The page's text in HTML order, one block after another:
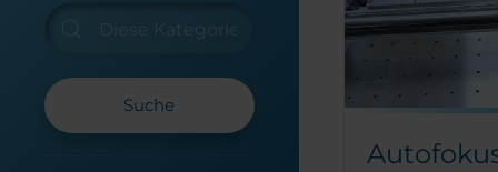
Suche